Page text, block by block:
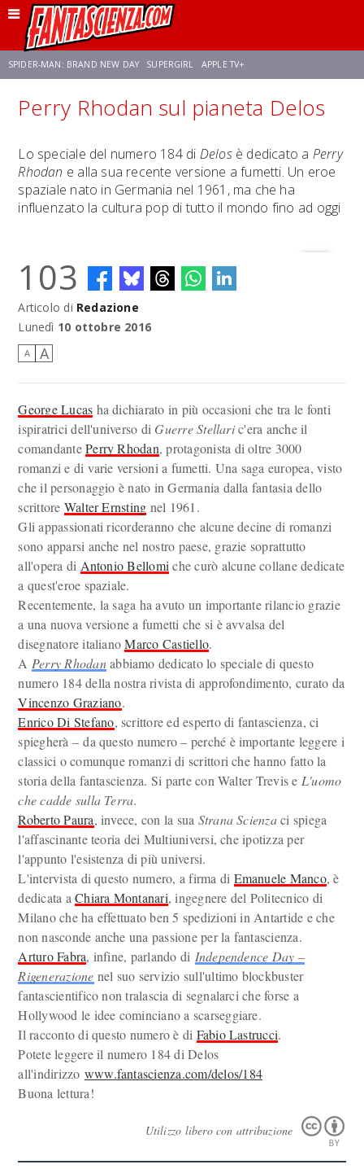
SPIDER-MAN: BRAND NEW DAY SUPERGIRL APPLE TV+
FRANCO RICCIARDIELLO ZENDAYA STAR TREK AVENGERS: DOOMSDAY
NETFLIX SADIE SINK STAR TREK: STRANGE NEW WORLDS
Perry Rhodan sul pianeta Delos
Lo speciale del numero 184 di Delosè dedicato a Perry
Rhodan e alla sua recente versione a fumetti. Un eroe
spaziale nato in Germania nel 1961, ma che ha
influenzato la cultura pop di tutto il mondo fino ad oggi
103
Articolo di Redazione
Lunedì 10 ottobre 2016
A A
George Lucas ha dichiarato in più occasioni che tra le fonti
ispiratrici dell'universo di Guerre Stellaric'era anche il
comandantePerry Rhodan, protagonista di oltre 3000
romanzi e di varie versioni a fumetti. Una saga europea, visto
che il personaggio è nato in Germania dalla fantasia dello
scrittore Walter Ernsting nel 1961.
Gli appassionati ricorderanno che alcune decine di romanzi
sono apparsi anche nel nostro paese, grazie soprattutto
all'opera di Antonio Bellomi che curò alcune collane dedicate
a quest'eroe spaziale.
Recentemente, la saga ha avuto un importante rilancio grazie
a una nuova versione a fumetti che si è avvalsa del
disegnatore italianoMarco Castiello.
A Perry Rhodanabbiamo dedicato lo speciale di questo
numero 184 della nostra rivista di approfondimento, curato da
Vincenzo Graziano.
Enrico Di Stefano, scrittore ed esperto di fantascienza, ci
spiegherà – da questo numero – perché è importante leggere i
classici o comunque romanzi di scrittori che hanno fatto la
storia della fantascienza. Si parte con Walter Trevis e L'uomo
che cadde sulla Terra.
Roberto Paura, invece, con la sua Strana Scienzaci spiega
l'affascinante teoria dei Multiuniversi, che ipotizza per
l'appunto l'esistenza di più universi.
L'intervista di questo numero, a firma di Emanuele Manco, è
dedicata aChiara Montanari, ingegnere del Politecnico di
Milano che ha effettuato ben 5 spedizioni in Antartide e che
non nasconde anche una passione per la fantascienza.
Arturo Fabra, infine, parlando di Independence Day –
Rigenerazione nel suo servizio sull'ultimo blockbuster
fantascientifico non tralascia di segnalarci che forse a
Hollywood le idee cominciano a scarseggiare.
Il racconto di questo numero è di Fabio Lastrucci.
Potete leggere il numero 184 di Delos
all'indirizzo www.fantascienza.com/delos/184
Buona lettura!
Utilizzo libero con attribuzione